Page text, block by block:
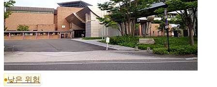
낮은 위험